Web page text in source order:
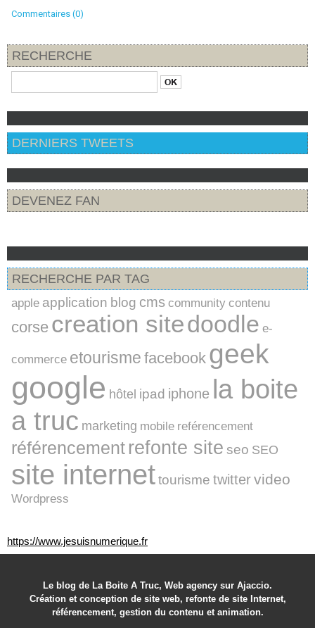
Commentaires (0)
RECHERCHE
DERNIERS TWEETS
DEVENEZ FAN
RECHERCHE PAR TAG
apple application blog cms community contenu
corse creation sitedoodle e-
commerce etourisme facebook geek
google hôtel ipad iphone
la boite
a truc marketing mobile reférencement
référencement refonte site seo SEO
site internettourisme twittervideo
Wordpress
https://www.jesuisnumerique.fr
Le blog de La Boite A Truc, Web agency sur Ajaccio.
Création et conception de site web, refonte de site Internet,
référencement, gestion du contenu et animation.